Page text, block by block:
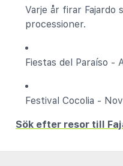
Varje år firar Fajardo
processioner.
Fiestas del Paraíso -
Festival Cocolia -
Sök efter resor till